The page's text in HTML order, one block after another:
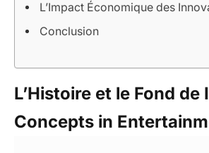
L’Impact Économique des
Conclusion
L’Histoire et le Fond
Concepts in